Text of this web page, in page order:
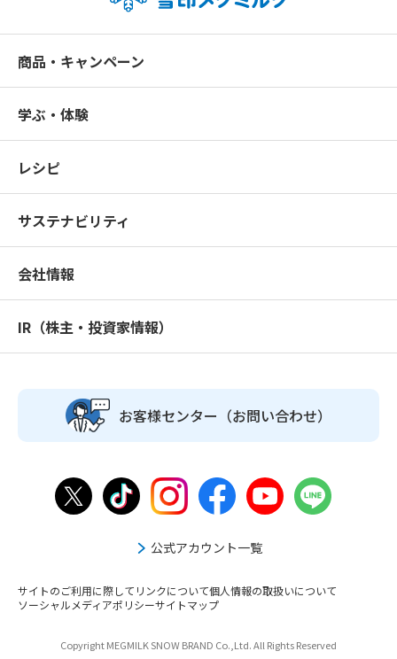
商品・キャンペーン
学ぶ・体験
レシピ
サステナビリティ
会社情報
IR（株主・投資家情報）
お客様センター （お問い合わせ）
公式アカウント一覧
サイトのご利用に際して リンクについて個人情報の取扱いについて
ソーシャルメディアポリシーサイトマップ
Copyright MEGMILK SNOW BRAND Co.,Ltd. All Rights Reserved